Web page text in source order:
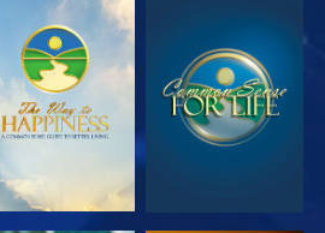
KIJK KIJK